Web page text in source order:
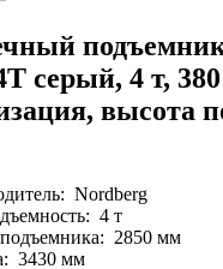
серый, 4 т,
высота
Nordberg
4 т
2850 мм
3430 мм